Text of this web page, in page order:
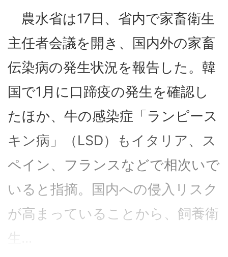
農水省は17日、省内で家畜衛生
主任者会議を開き、国内外の家畜
伝染病の発生状況を報告した。韓
国で1月に口蹄疫の発生を確認し
たほか、牛の感染症「ランピース
キン病」（LSD）もイタリア、ス
ペイン、フランスなどで相次いで
いると指摘。国内への侵入リスク
が高まっていることから、飼養衛
生...